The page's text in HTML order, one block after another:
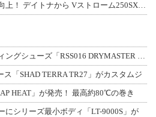
ゲル素材入りで快適＆足つき向上！ デイトナから Vストローム250SX用「快適ロ
アールエスタイチの新ライディングシューズ「RSS016 DRYMASTER スト
「SHAD TERRA TR27」がカスタムジ
HEAT」が発売！ 最高約80℃の巻き
にシリーズ最小ボディ「LT-9000S」が